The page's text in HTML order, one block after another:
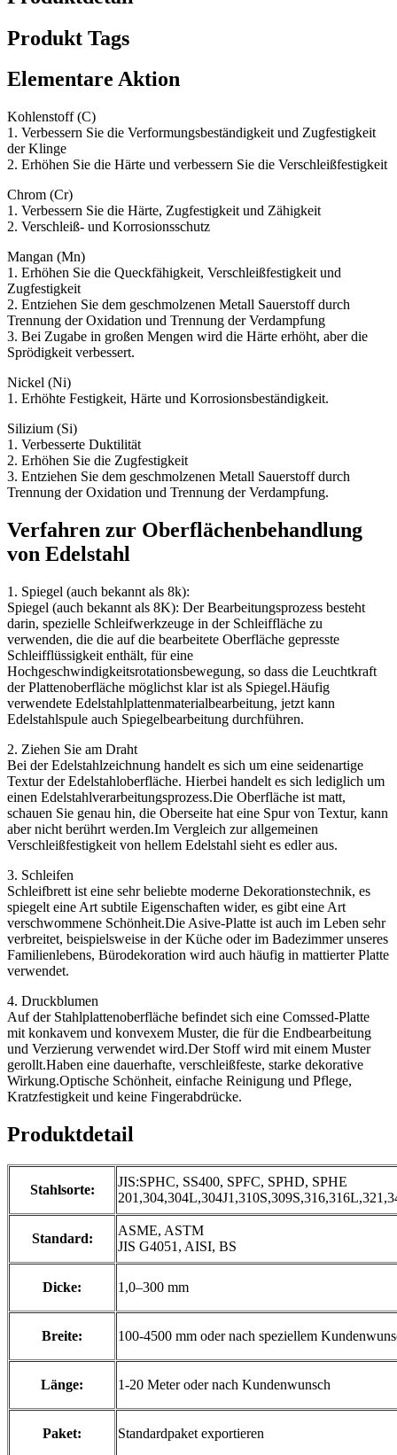
Produkt Tags
Elementare Aktion
Kohlenstoff (C)
1. Verbessern Sie die Verformungsbeständigkeit und Zugfestigkeit
der Klinge
2. Erhöhen Sie die Härte und verbessern Sie die Verschleißfestigkeit
Chrom (Cr)
1. Verbessern Sie die Härte, Zugfestigkeit und Zähigkeit
2. Verschleiß- und Korrosionsschutz
Mangan (Mn)
1. Erhöhen Sie die Queckfähigkeit, Verschleißfestigkeit und
Zugfestigkeit
2. Entziehen Sie dem geschmolzenen Metall Sauerstoff durch
Trennung der Oxidation und Trennung der Verdampfung
3. Bei Zugabe in großen Mengen wird die Härte erhöht, aber die
Sprödigkeit verbessert.
Nickel (Ni)
1. Erhöhte Festigkeit, Härte und Korrosionsbeständigkeit.
Silizium (Si)
1. Verbesserte Duktilität
2. Erhöhen Sie die Zugfestigkeit
3. Entziehen Sie dem geschmolzenen Metall Sauerstoff durch
Trennung der Oxidation und Trennung der Verdampfung.
Verfahren zur Oberflächenbehandlung
von Edelstahl
1. Spiegel (auch bekannt als 8k):
Spiegel (auch bekannt als 8K): Der Bearbeitungsprozess besteht
darin, spezielle Schleifwerkzeuge in der Schleiffläche zu
verwenden, die die auf die bearbeitete Oberfläche gepresste
Schleifflüssigkeit enthält, für eine
Hochgeschwindigkeitsrotationsbewegung, so dass die Leuchtkraft
der Plattenoberfläche möglichst klar ist als Spiegel.Häufig
verwendete Edelstahlplattenmaterialbearbeitung, jetzt kann
Edelstahlspule auch Spiegelbearbeitung durchführen.
2. Ziehen Sie am Draht
Bei der Edelstahlzeichnung handelt es sich um eine seidenartige
Textur der Edelstahloberfläche. Hierbei handelt es sich lediglich um
einen Edelstahlverarbeitungsprozess.Die Oberfläche ist matt,
schauen Sie genau hin, die Oberseite hat eine Spur von Textur, kann
aber nicht berührt werden.Im Vergleich zur allgemeinen
Verschleißfestigkeit von hellem Edelstahl sieht es edler aus.
3. Schleifen
Schleifbrett ist eine sehr beliebte moderne Dekorationstechnik, es
spiegelt eine Art subtile Eigenschaften wider, es gibt eine Art
verschwommene Schönheit.Die Asive-Platte ist auch im Leben sehr
verbreitet, beispielsweise in der Küche oder im Badezimmer unseres
Familienlebens, Bürodekoration wird auch häufig in mattierter Platte
verwendet.
4. Druckblumen
Auf der Stahlplattenoberfläche befindet sich eine Comssed-Platte
mit konkavem und konvexem Muster, die für die Endbearbeitung
und Verzierung verwendet wird.Der Stoff wird mit einem Muster
gerollt.Haben eine dauerhafte, verschleißfeste, starke dekorative
Wirkung.Optische Schönheit, einfache Reinigung und Pflege,
Kratzfestigkeit und keine Fingerabdrücke.
Produktdetail
Stahlsorte:
JIS:SPHC, SS400, SPFC, SPHD, SPHE
Standard:
ASME, ASTM
JIS G4051, AISI, BS
Dicke: 1,0–300 mm
Breite: 100-4500 mm oder nach speziellem
Länge: 1-20 Meter oder nach Kundenwunsch
Paket: Standardpaket exportieren